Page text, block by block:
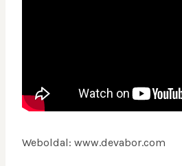
Weboldal: www.devabor.com